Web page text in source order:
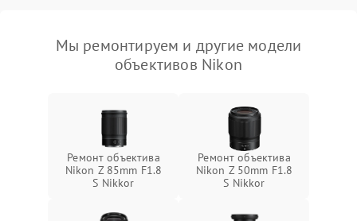
Мы ремонтируем и другие модели
объективов Nikon
Ремонт объектива
Nikon Z 85mm F1.8
S Nikkor
Ремонт объектива
Nikon Z 50mm F1.8
S Nikkor